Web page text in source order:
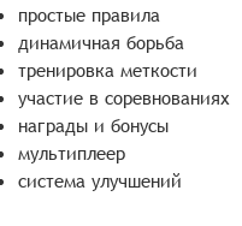
простые правила
динамичная борьба
тренировка меткости
участие в соревнованиях
награды и бонусы
мультиплеер
система улучшений